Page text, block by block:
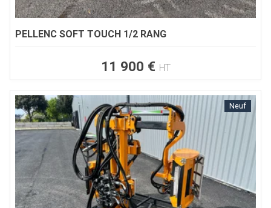
PELLENC SOFT TOUCH 1/2 RANG
11 900 € HT
Neuf